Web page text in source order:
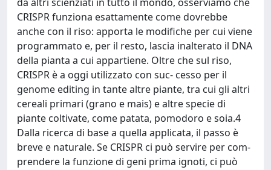
CRISPR funziona esattamente come dovrebbe
anche con il riso: apporta le modifiche per cui viene
programmato e, per il resto, lascia inalterato il DNA
della pianta a cui appartiene. Oltre che sul riso,
CRISPR è a oggi utilizzato con suc- cesso per il
genome editing in tante altre piante, tra cui gli altri
cereali primari (grano e mais) e altre specie di
piante coltivate, come patata, pomodoro e soia.4
Dalla ricerca di base a quella applicata, il passo è
breve e naturale. Se CRISPR ci può servire per com-
prendere la funzione di geni prima ignoti, ci può